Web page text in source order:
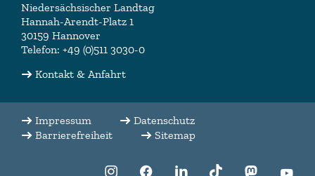
Niedersächsischer Landtag
Hannah-Arendt-Platz 1
30159 Hannover
Telefon: +49 (0)511 3030-0
Kontakt & Anfahrt
Impressum
Datenschutz
Barrierefreiheit
Sitemap
f:translate(key:f:translate(key:f:translate(key:f:translate(key: